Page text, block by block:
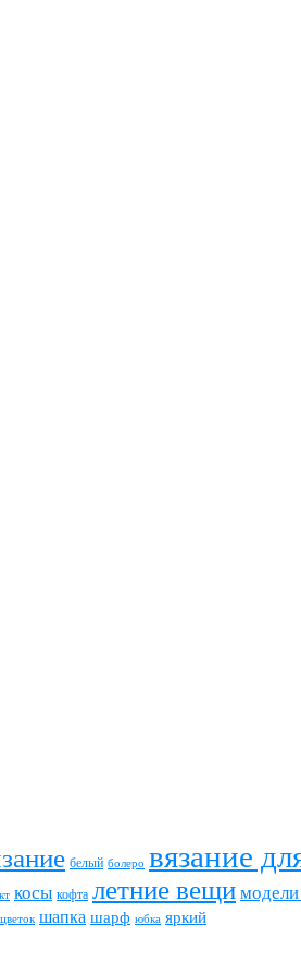
белый болеро вязание
косы кофта летние вещи модели
цветок шапка шарф юбка яркий